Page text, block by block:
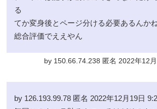
る
てか変身後とページ分ける必要あるんか
総合評価でええやん
by 150.66.74.238 匿名 2022年12
by 126.193.99.78 匿名 2022年12月19日